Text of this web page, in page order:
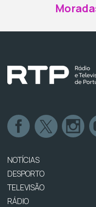
NOTÍCIAS
DESPORTO
TELEVISÃO
RÁDIO